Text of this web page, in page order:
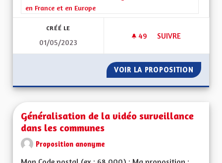
en France et en Europe
CRÉÉ LE
01/05/2023
49 49 ABONNÉS
SUIVRE
VOIR LA PROPOSITION
Généralisation de la vidéo surveillance
dans les communes
Proposition anonyme